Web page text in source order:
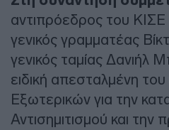
αντιπρόεδρος του
γενικός γραμματέας
γενικός ταμίας Δανιήλ
ειδική απεσταλμένη
Εξωτερικών για την
Αντισημιτισμού και την